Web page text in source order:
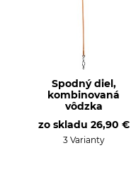
Spodný diel,
kombinovaná
vôdzka
zo skladu 26,90 €
3 Varianty